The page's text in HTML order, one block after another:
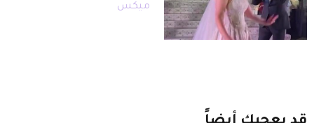
ميكس